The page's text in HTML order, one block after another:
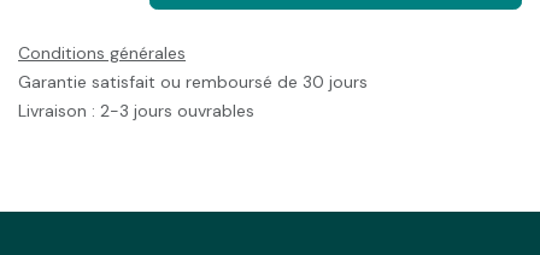
Conditions générales
Garantie satisfait ou remboursé de 30 jours
Livraison : 2-3 jours ouvrables